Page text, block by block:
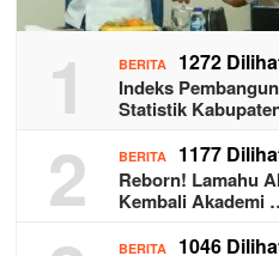
1 BERITA 1272
Indeks
Statistik
2 BERITA 1177
Reborn! Lamahu
Kembali Akademi
BERITA 1046